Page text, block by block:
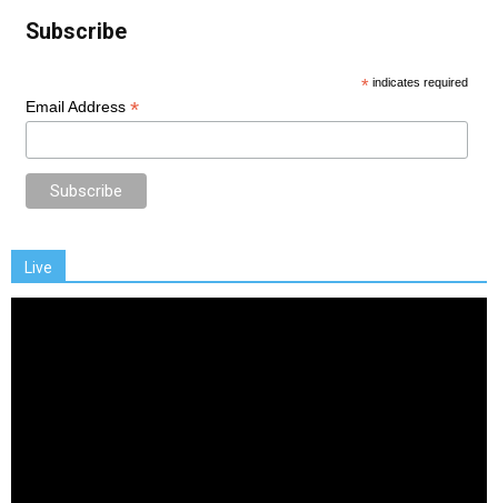
Subscribe
* indicates required
Email Address *
Live